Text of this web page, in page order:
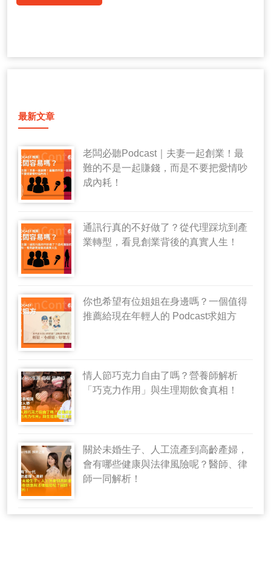
最新文章
老闆必聽Podcast｜夫妻一起創業！最
難的不是一起賺錢，而是不要把愛情吵
成內耗！
通訊行真的不好做了？從代理踩坑到產
業轉型，看見創業背後的真實人生！
你也希望有位姐姐在身邊嗎？一個值得
推薦給現在年輕人的 Podcast求姐方
情人節巧克力自由了嗎？營養師解析
「巧克力作用」與生理期飲食真相！
關於未婚生子、人工流產到高齡產婦，
會有哪些健康與法律風險呢？醫師、律
師一同解析！